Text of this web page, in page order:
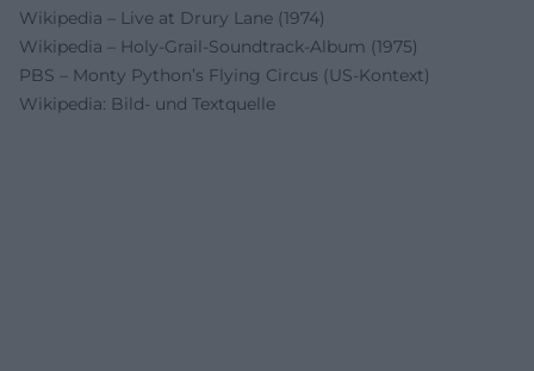
Wikipedia – Live at Drury Lane (1974)
Wikipedia – Holy‑Grail‑Soundtrack‑Album (1975)
PBS – Monty Python’s Flying Circus (US‑Kontext)
Wikipedia: Bild- und Textquelle